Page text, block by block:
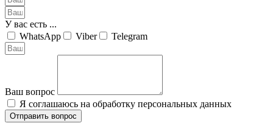
У вас есть ...
WhatsApp
Viber Telegram
Ваш вопрос
Я соглашаюсь на обработку персональных данных
Отправить вопрос